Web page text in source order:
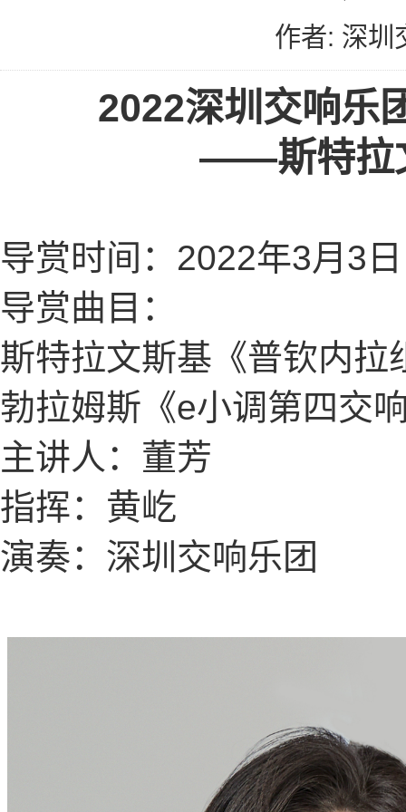
作者: 深圳
2022深圳交响乐
——斯特拉
导赏时间： 2022年3月3
导赏曲目：
斯特拉文斯基《普钦内拉
勃拉姆斯《e小调第四交
主讲人：董芳
指挥：黄屹
演奏：深圳交响乐团